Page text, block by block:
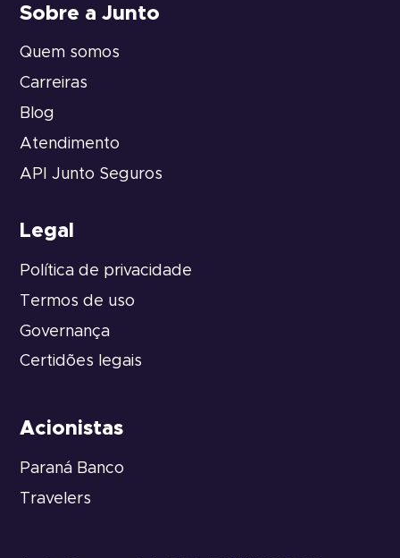
Sobre a Junto
Quem somos
Carreiras
Blog
Atendimento
API Junto Seguros
Legal
Política de privacidade
Termos de uso
Governança
Certidões legais
Acionistas
Paraná Banco
Travelers